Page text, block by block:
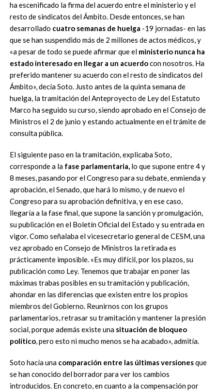
ha escenificado la firma del acuerdo entre el ministerio y el
resto de sindicatos del Ámbito. Desde entonces, se han
desarrollado cuatro semanas de huelga -19 jornadas- en las
que se han suspendido más de 2 millones de actos médicos, y
«a pesar de todo se puede afirmar que el ministerio nunca ha
estado interesado en llegar a un acuerdocon nosotros. Ha
preferido mantener su acuerdo con el resto de sindicatos del
Ámbito», decía Soto. Justo antes de la quinta semana de
huelga, la tramitación del Anteproyecto de Ley del Estatuto
Marco ha seguido su curso, siendo aprobado en el Consejo de
Ministros el 2 de junio y estando actualmente en el trámite de
consulta pública.
El siguiente paso en la tramitación, explicaba Soto,
corresponde a la fase parlamentaria, lo que supone entre 4 y
8 meses, pasando por el Congreso para su debate, enmienda y
aprobación, el Senado, que hará lo mismo, y de nuevo el
Congreso para su aprobación definitiva, y en ese caso,
llegaría a la fase final, que supone la sanción y promulgación,
su publicación en el Boletín Oficial del Estado y su entrada en
vigor. Como señalaba el vicesecretario general de CESM, una
vez aprobado en Consejo de Ministros la retirada es
prácticamente imposible. «Es muy difícil, por los plazos, su
publicación como Ley. Tenemos que trabajar en poner las
máximas trabas posibles en su tramitación y publicación,
ahondar en las diferencias que existen entre los propios
miembros del Gobierno. Reunirnos con los grupos
parlamentarios, retrasar su tramitación y mantener la presión
social, porque además existe una situación de bloqueo
político, pero esto ni mucho menos se ha acabado», admitía.
Soto hacía una comparación entre las últimas versionesque
se han conocido del borrador para ver los cambios
introducidos. En concreto, en cuanto a la compensación por